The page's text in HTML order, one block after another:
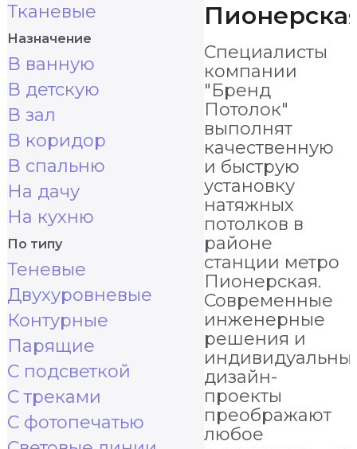
Тканевые
Назначение
В ванную
В детскую
В зал
В коридор
В спальню
На дачу
На кухню
По типу
Теневые
Двухуровневые
Контурные
Парящие
С подсветкой
С треками
С фотопечатью
Специалисты
компании
"Бренд
Потолок"
выполнят
качественную
и быструю
установку
натяжных
потолков в
районе
станции метро
Пионерская.
Современные
инженерные
решения и
дизайн-
проекты
преображают
любое